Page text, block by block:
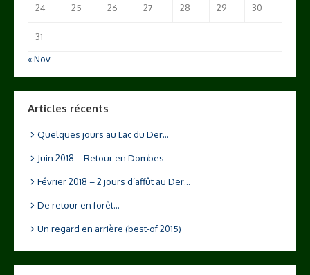
24 25 26 27 28 29 30
31
« Nov
Articles récents
Quelques jours au Lac du Der…
Juin 2018 – Retour en Dombes
Février 2018 – 2 jours d’affût au Der…
De retour en forêt…
Un regard en arrière (best-of 2015)